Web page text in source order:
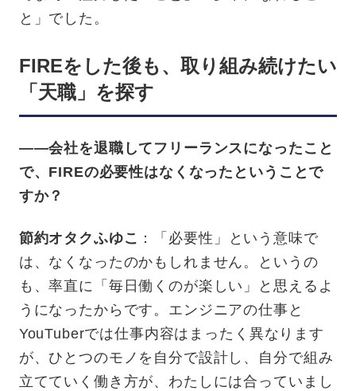
と」でした。
FIREをした後も、取り組み続けたい
「天職」を探す
——会社を退職してフリーランスになったこと
で、FIREの必要性はなくなったということで
すか？
節約オタクふゆこ ：「必要性」という意味で
は、なくなったのかもしれません。というの
も、率直に「毎日働くのが楽しい」と思えるよ
うになったからです。エンジニアの仕事と
YouTuberでは仕事内容はまったく異なります
が、ひとつのモノを自分で設計し、自分で組み
立てていく働き方が、わたしには合っていまし